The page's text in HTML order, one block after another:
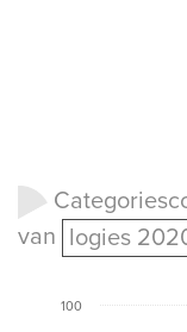
van logies
100